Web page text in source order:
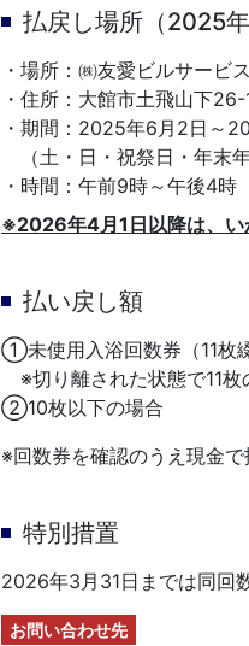
払戻し場所（2025
・場所：㈱友愛ビルサービ
・住所：大館市土飛山下26-
・期間：2025年6月2日～
（土・日・祝祭日・年末年
・時間：午前9時～午後4時
※2026年4月1日以降は、い
払い戻し額
①未使用入浴回数券（11
※切り離された状態で11枚
②10枚以下の場合 ⇒
※回数券を確認のうえ現金で
特別措置
2026年3月31日までは同回
お問い合わせ先